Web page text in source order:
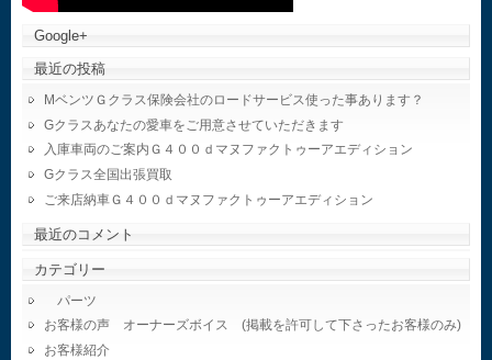
Google+
最近の投稿
MベンツＧクラス保険会社のロードサービス使った事あります？
Gクラスあなたの愛車をご用意させていただきます
入庫車両のご案内Ｇ４００ｄマヌファクトゥーアエディション
Gクラス全国出張買取
ご来店納車Ｇ４００ｄマヌファクトゥーアエディション
最近のコメント
カテゴリー
パーツ
お客様の声 オーナーズボイス (掲載を許可して下さったお客様のみ)
お客様紹介